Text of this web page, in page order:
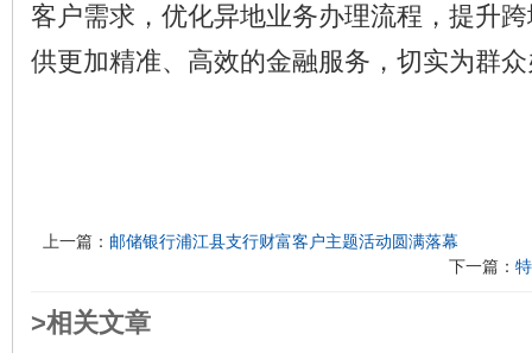
客户需求，优化异地业务办理流程，提升
供更加精准、高效的金融服务，切实为群
上一篇： 邮储银行浦江县支行财富客户主题活动圆满落幕
下一篇：
>相关文章